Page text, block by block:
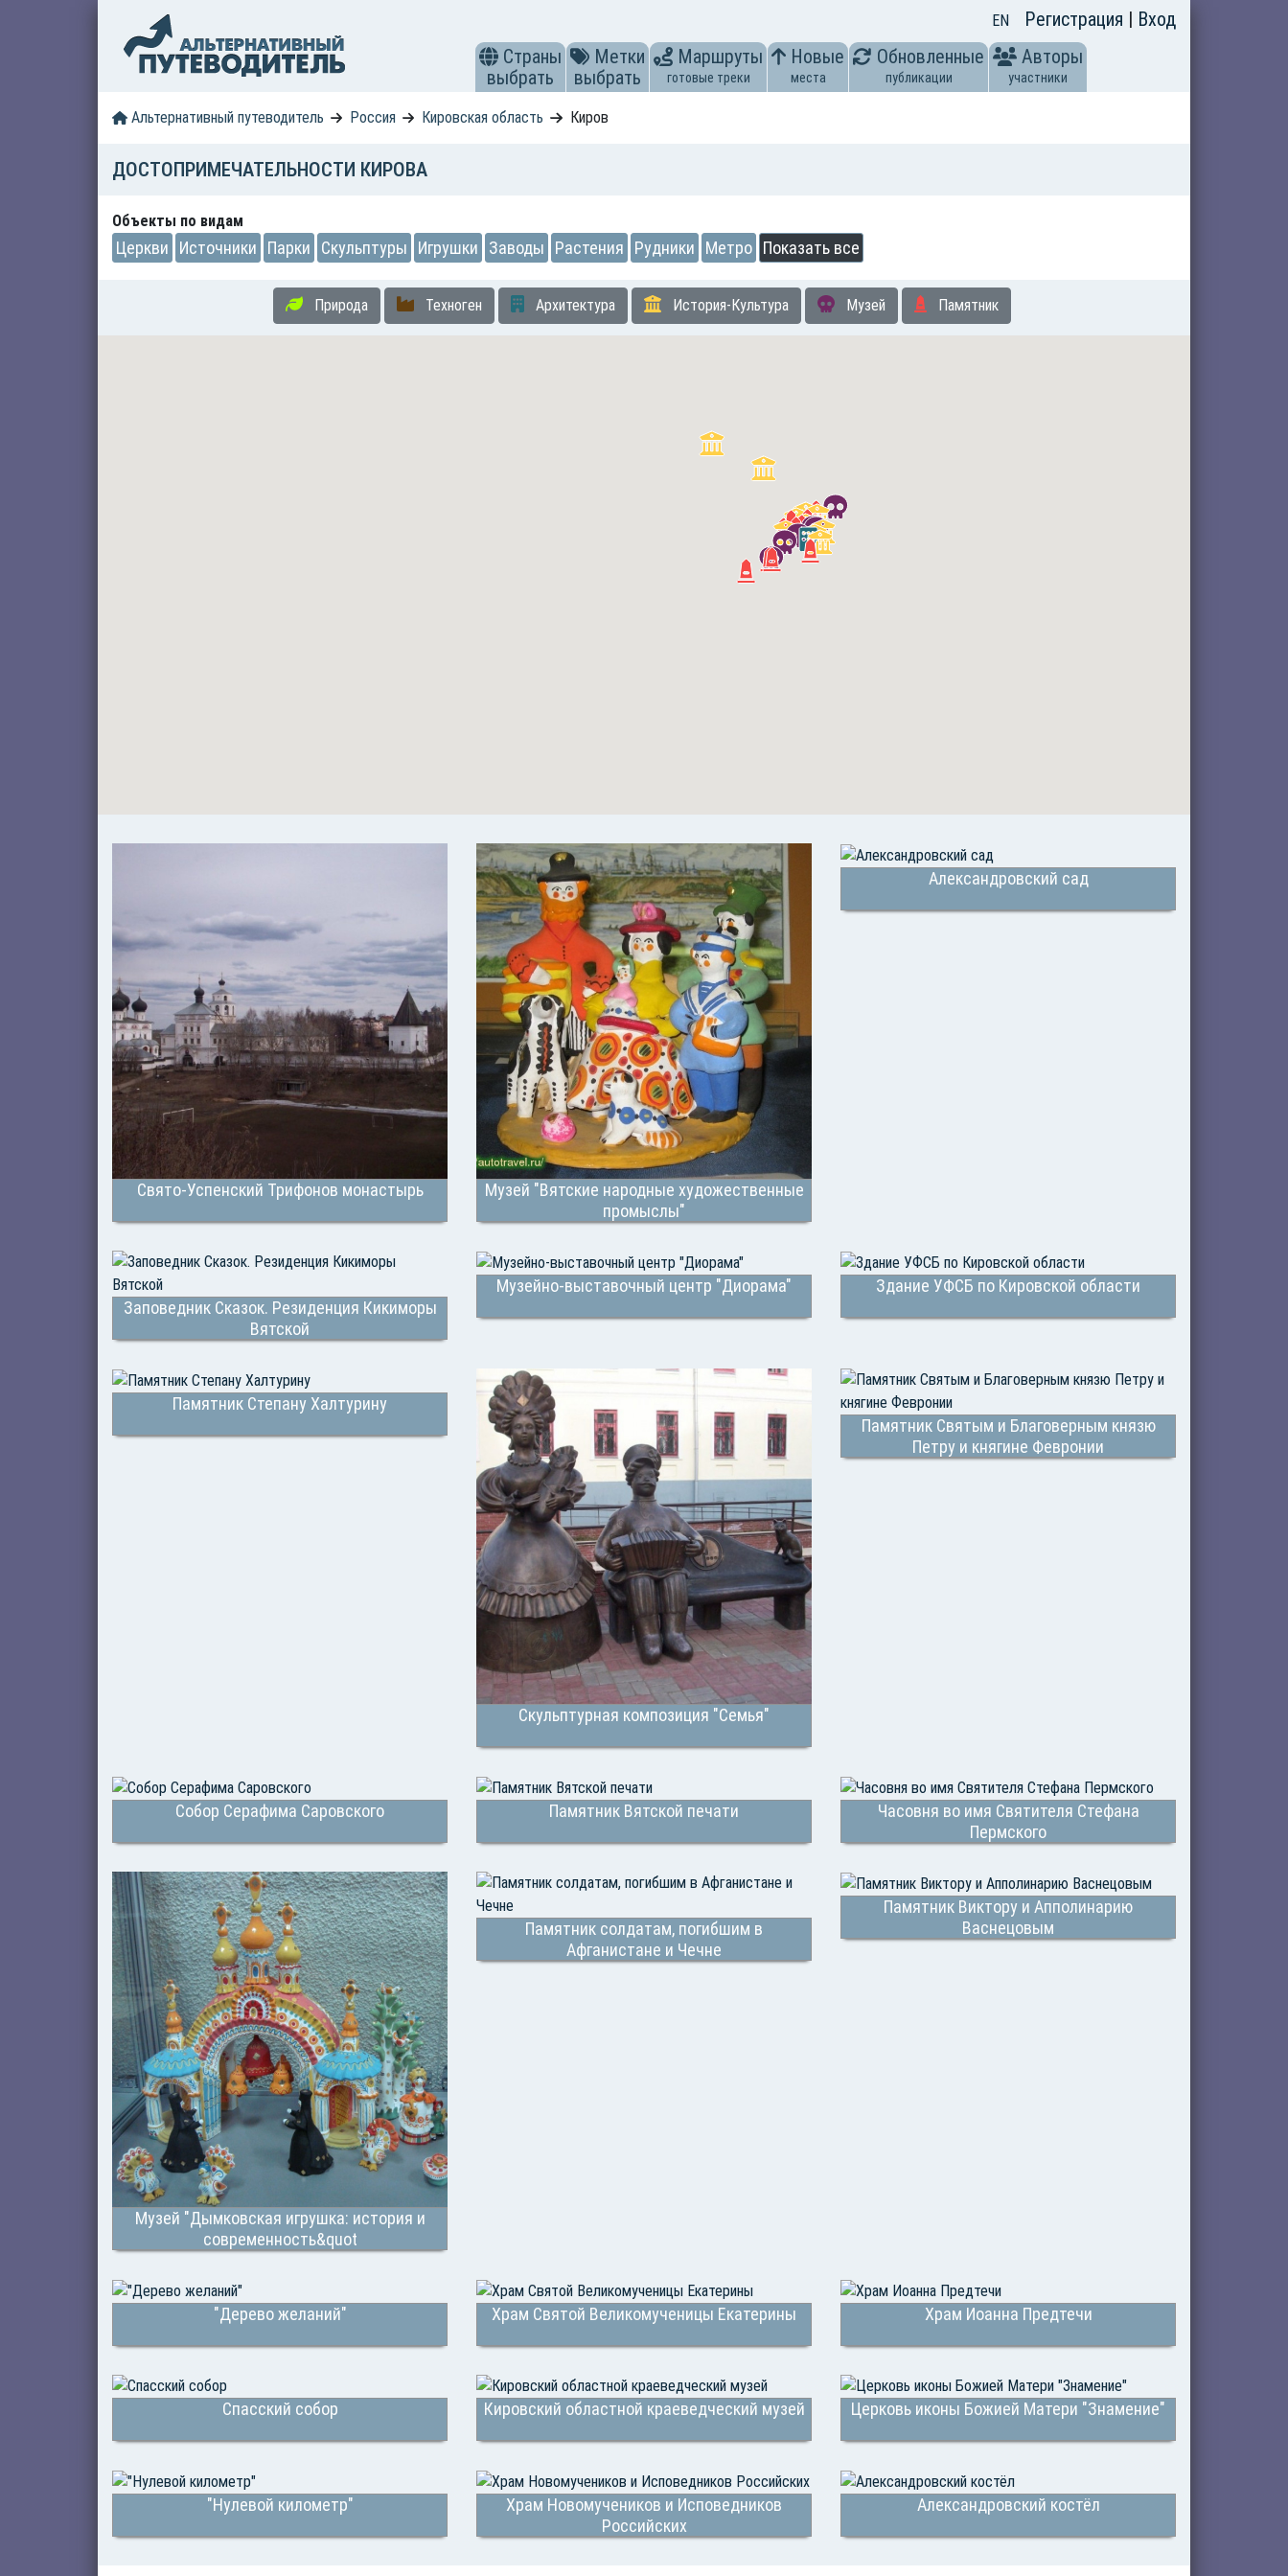
EN Регистрация | Вход
Страны
выбрать
Метки
выбрать
Маршруты
готовые треки
Новые
места
Обновленные
публикации
Авторы
участники
Альтернативный путеводитель Россия Кировская область Киров
ДОСТОПРИМЕЧАТЕЛЬНОСТИ КИРОВА
Объекты по видам
Церкви Источники Парки Скульптуры Игрушки Заводы Растения Рудники Метро Показать все
Природа Техноген Архитектура История-Культура Музей Памятник
Свято-Успенский Трифонов монастырь
Музей "Вятские народные художественные
промыслы"
Александровский сад
Заповедник Сказок. Резиденция Кикиморы
Вятской
Музейно-выставочный центр "Диорама" Здание УФСБ по Кировской области
Памятник Степану Халтурину
Скульптурная композиция "Семья"
Памятник Святым и Благоверным князю
Петру и княгине Февронии
Собор Серафима Саровского Памятник Вятской печати
Часовня во имя Святителя Стефана
Пермского
Музей "Дымковская игрушка: история и
современность&quot
Памятник солдатам, погибшим в
Афганистане и Чечне
Памятник Виктору и Апполинарию
Васнецовым
"Дерево желаний" Храм Святой Великомученицы Екатерины Храм Иоанна Предтечи
Спасский собор Кировский областной краеведческий музей Церковь иконы Божией Матери "Знамение"
"Нулевой километр"
Храм Новомучеников и Исповедников
Российских
Александровский костёл